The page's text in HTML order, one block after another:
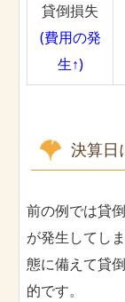
貸倒損失
(費用の発
生↑)
決算日
前の例では貸
が発生してし
態に備えて貸
的です。